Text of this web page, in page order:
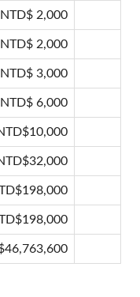
NTD$ 2,000
NTD$ 2,000
NTD$ 3,000
NTD$ 6,000
46,763,600